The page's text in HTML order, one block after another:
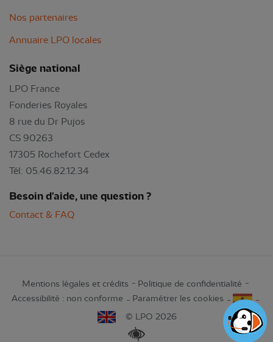
Nos partenaires
Annuaire LPO locales
Siège national
LPO France
Fonderies Royales
8 rue du Dr Pujos
CS 90263
17305 Rochefort Cedex
Tél: 05.46.82.12.34
Besoin d'aide, une question ?
Contact & FAQ
Mentions légales et crédits
Politique de confidentialité
Accessibilité : non conforme
Paramétrer les cookies
© LPO 2026